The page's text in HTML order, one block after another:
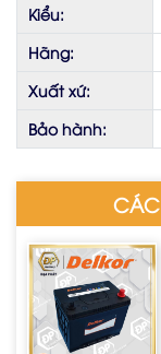
Kiểu:
Hãng:
Xuất xứ:
Bảo hành:
CÁC